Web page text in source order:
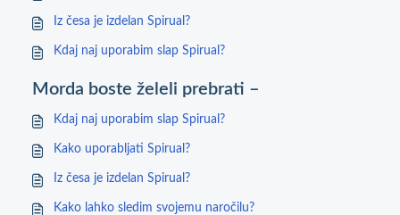
Iz česa je izdelan Spirual?
Kdaj naj uporabim slap Spirual?
Morda boste želeli prebrati –
Kdaj naj uporabim slap Spirual?
Kako uporabljati Spirual?
Iz česa je izdelan Spirual?
Kako lahko sledim svojemu naročilu?